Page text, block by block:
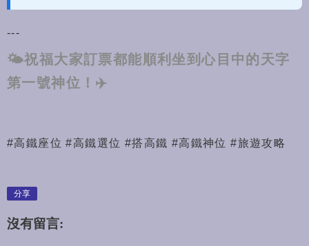
---
🌤️祝福大家訂票都能順利坐到心目中的天字
第一號神位！✈️
#高鐵座位 #高鐵選位 #搭高鐵 #高鐵神位 #旅遊攻略
分享
沒有留言: